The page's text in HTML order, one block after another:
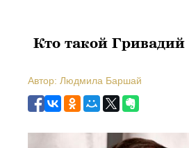
Кто такой
Автор: Людмила Баршай